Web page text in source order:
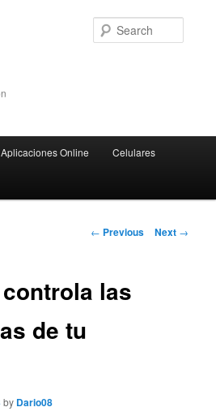
Aplicaciones Online Celulares
Post
← Previous Next →
las
de tu
by Dario08